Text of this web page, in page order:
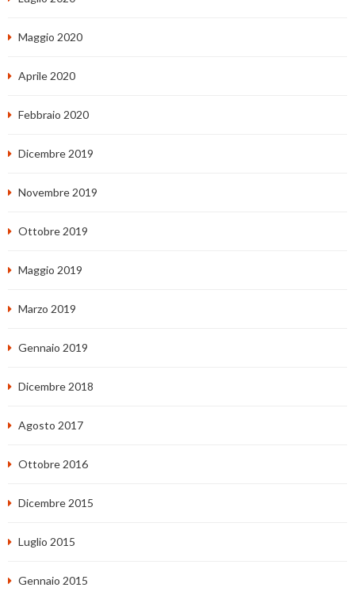
Maggio 2020
Aprile 2020
Febbraio 2020
Dicembre 2019
Novembre 2019
Ottobre 2019
Maggio 2019
Marzo 2019
Gennaio 2019
Dicembre 2018
Agosto 2017
Ottobre 2016
Dicembre 2015
Luglio 2015
Gennaio 2015